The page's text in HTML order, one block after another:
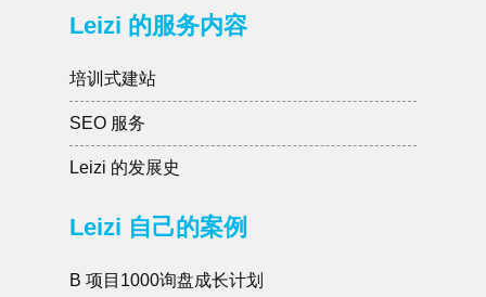
Leizi 的发展史
Leizi 自己的案例
B 项目1000询盘成长计划
S项目一年180万利润成长记
E项目SEM 50 万成长日记